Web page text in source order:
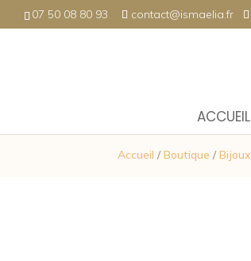
07 50 08 80 93 contact@ismaelia.fr
ACCUEIL
Accueil /Boutique /Bijoux